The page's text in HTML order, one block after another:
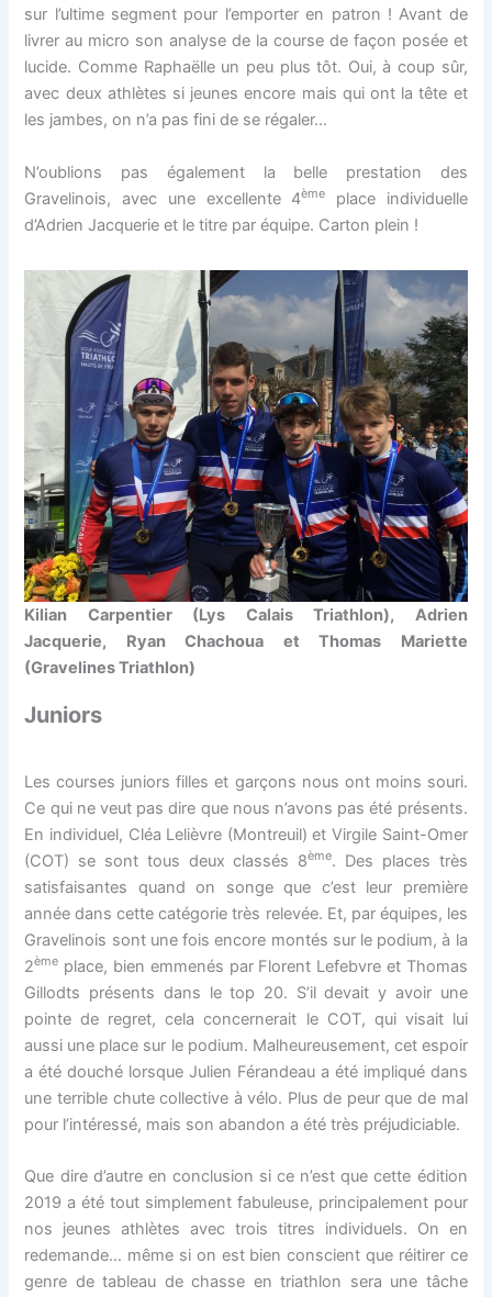
sur l’ultime segment pour l’emporter en patron ! Avant de
livrer au micro son analyse de la course de façon posée et
lucide. Comme Raphaëlle un peu plus tôt. Oui, à coup sûr,
avec deux athlètes si jeunes encore mais qui ont la tête et
les jambes, on n’a pas fini de se régaler…
N’oublions pas également la belle prestation des
Gravelinois, avec une excellente 4ème
place individuelle
d’Adrien Jacquerie et le titre par équipe. Carton plein !
Kilian Carpentier (Lys Calais Triathlon), Adrien
Jacquerie, Ryan Chachoua et Thomas Mariette
(Gravelines Triathlon)
Juniors
Les courses juniors filles et garçons nous ont moins souri.
Ce qui ne veut pas dire que nous n’avons pas été présents.
En individuel, Cléa Lelièvre (Montreuil) et Virgile Saint-Omer
(COT) se sont tous deux classés 8ème. Des places très
satisfaisantes quand on songe que c’est leur première
année dans cette catégorie très relevée. Et, par équipes, les
Gravelinois sont une fois encore montés sur le podium, à la
2ème place, bien emmenés par Florent Lefebvre et Thomas
Gillodts présents dans le top 20. S’il devait y avoir une
pointe de regret, cela concernerait le COT, qui visait lui
aussi une place sur le podium. Malheureusement, cet espoir
a été douché lorsque Julien Férandeau a été impliqué dans
une terrible chute collective à vélo. Plus de peur que de mal
pour l’intéressé, mais son abandon a été très préjudiciable.
Que dire d’autre en conclusion si ce n’est que cette édition
2019 a été tout simplement fabuleuse, principalement pour
nos jeunes athlètes avec trois titres individuels. On en
redemande… même si on est bien conscient que réitirer ce
genre de tableau de chasse en triathlon sera une tâche